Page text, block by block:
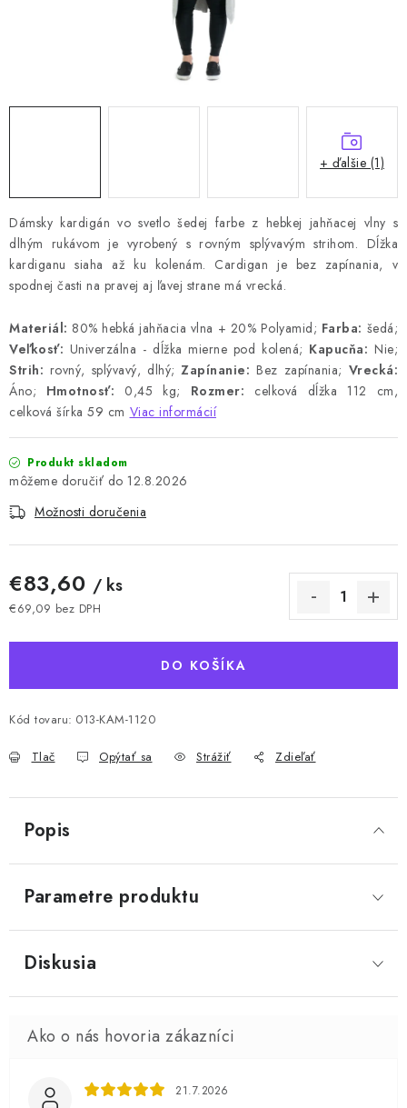
Dámsky kardigán vo svetlo šedej farbe z hebkej jahňacej vlny s
dlhým rukávom je vyrobený s rovným splývavým strihom. Dĺžka
kardiganu siaha až ku kolenám. Cardigan je bez zapínania, v
spodnej časti na pravej aj ľavej strane má vrecká.
Materiál: 80% hebká jahňacia vlna + 20% Polyamid; Farba: šedá;
Veľkosť: Univerzálna - dĺžka mierne pod kolená; Kapucňa: Nie;
Strih: rovný, splývavý, dlhý;Zapínanie: Bez zapínania; Vrecká:
Áno;
Hmotnosť: 0,45 kg; Rozmer: celková dĺžka 112 cm,
celková šírka 59 cm Viac informácií
Produkt skladom
12.8.2026
Možnosti doručenia
€83,60 / ks
€69,09 bez DPH
DO KOŠÍKA
Kód tovaru: 013-KAM-1120
Tlač Opýtať sa Strážiť Zdieľať
+ ďalšie (1)
Popis
Parametre produktu
Diskusia
21.7.2026